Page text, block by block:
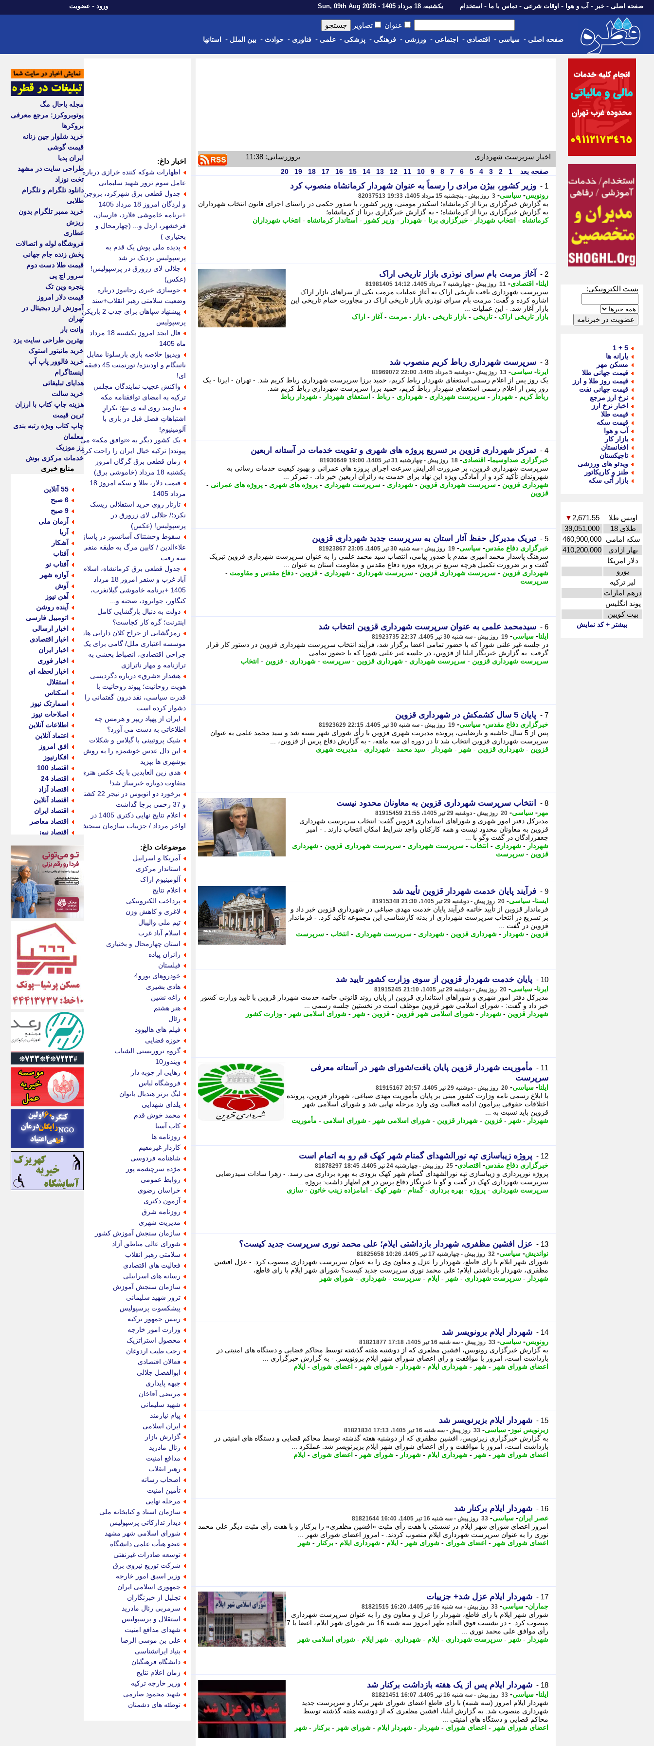
صفحه اصلی - خبر - آب و هوا - اوقات شرعی - تماس با ما - استخدام یکشنبه، 18 مرداد 1405 - Sun, 09th Aug 2026 ورود - عضویت
عنوان تصاویر
صفحه اصلی - سیاسی - اقتصادی - اجتماعی - ورزشی - فرهنگی - پزشکی - علمی - فناوری - حوادث - بین الملل - استانها
پست الکترونیکی:
5 + 1
یارانه ها
مسکن مهر
قیمت جهانی طلا
قیمت روز طلا و ارز
قیمت جهانی نفت
نرخ ارز مرجع
اخبار نرخ ارز
قیمت طلا
قیمت سکه
آب و هوا
بازار کار
افغانستان
تاجیکستان
ویدئو های ورزشی
طنز و کاریکاتور
بازار آتی سکه
اونس طلا 2,671.55
▼
طلای 18
39,051,000
سکه امامی 460,900,000
بهار ازادی
410,200,000
دلار امریکا
یورو
لیر ترکیه
درهم امارات
پوند انگلیس
بیت کویین
بیشتر + کد نمایش
اخبار سرپرست شهرداری بروزرسانی: 11:38
صفحه بعد 1
2
3
4
5
6
7
8
9
10
11
12
13
14
15
16
17
18
19
20
1 - وزیر کشور، بیژن مرادی را رسماً به عنوان شهردار کرمانشاه منصوب کرد
رونویس- سیاسی- 3 روز پیش - پنجشنبه 15 مرداد 1405، 19:33 82037513
به گزارش خبرگزاری برنا از کرمانشاه؛ اسکندر مومنی، وزیر کشور، با صدور حکمی در راستای اجرای قانون انتخاب شهرداران
به گزارش خبرگزاری برنا از کرمانشاه؛ - به گزارش خبرگزاری برنا از کرمانشاه؛
کرمانشاه - انتخاب شهردار - خبرگزاری برنا - شهردار - وزیر کشور - استاندار کرمانشاه - انتخاب شهرداران
2 - آغاز مرمت بام سرای نوذری بازار تاریخی اراک
ایلنا- اقتصادی- 11 روز پیش - چهارشنبه 7 مرداد 1405، 14:12 81981405
سرپرست شهرداری بافت تاریخی اراک به آغاز عملیات مرمت یکی از سراهای بازار اراک
اشاره کرده و گفت: مرمت بام سرای نوذری بازار تاریخی اراک در مجاورت حمام تاریخی این
بازار آغاز شد. - این عملیات ...
بازار تاریخی اراک - تاریخی - بازار تاریخی - بازار - مرمت - آغاز - اراک
3 - سرپرست شهرداری رباط کریم منصوب شد
ایرنا- سیاسی- 13 روز پیش - دوشنبه 5 مرداد 1405، 22:00 81969072
یک روز پس از اعلام رسمی استعفای شهردار رباط کریم، حمید برزا سرپرست شهرداری رباط کریم شد. - تهران - ایرنا - یک
روز پس از اعلام رسمی استعفای شهردار رباط کریم، حمید برزا سرپرست شهرداری رباط کریم شد.
رباط کریم - شهردار - سرپرست شهرداری - شهرداری - رباط - استعفای شهردار - شهردار رباط
4 - تمرکز شهرداری قزوین بر تسریع پروژه های شهری و تقویت خدمات در آستانه اربعین
خبرگزاری صداوسیما- اقتصادی- 18 روز پیش - چهارشنبه 31 تیر 1405، 19:00 81930649
سرپرست شهرداری قزوین، بر ضرورت افزایش سرعت اجرای پروژه های عمرانی و بهبود کیفیت خدمات رسانی به
شهروندان تأکید کرد و از آمادگی ویژه این نهاد برای خدمت به زائران اربعین خبر داد. - تمرکز ...
شهرداری قزوین - سرپرست شهرداری قزوین - شهرداری - سرپرست شهرداری - پروژه های شهری - پروژه های عمرانی -
قزوین
5 - تبریک مدیرکل حفظ آثار استان به سرپرست جدید شهرداری قزوین
خبرگزاری دفاع مقدس- سیاسی- 19 روز پیش - سه شنبه 30 تیر 1405، 23:05 81923867
سرهنگ پاسدار محمد امیری مقدم با صدور پیامی، انتصاب سید محمد علمی را به عنوان سرپرست شهرداری قزوین تبریک
گفت و بر ضرورت تکمیل هرچه سریع تر پروژه موزه دفاع مقدس و مقاومت استان به عنوان ...
شهرداری قزوین - سرپرست شهرداری قزوین - سرپرست شهرداری - شهرداری - قزوین - دفاع مقدس و مقاومت -
سرپرست
6 - سیدمحمد علمی به عنوان سرپرست شهرداری قزوین انتخاب شد
ایلنا- سیاسی- 19 روز پیش - سه شنبه 30 تیر 1405، 22:37 81923735
در جلسه غیر علنی شورا که با حضور تمامی اعضا برگزار شد، فرآیند انتخاب سرپرست شهرداری قزوین در دستور کار قرار
گرفت. به گزارش خبرنگار ایلنا از قزوین، در جلسه غیر علنی شورا که با حضور تمامی ...
سرپرست شهرداری قزوین - سرپرست شهرداری - شهرداری قزوین - سرپرست - شهرداری - قزوین - انتخاب
7 - پایان 5 سال کشمکش در شهرداری قزوین
خبرگزاری دفاع مقدس- سیاسی- 19 روز پیش - سه شنبه 30 تیر 1405، 22:15 81923629
پس از 5 سال حاشیه و نارضایتی، پرونده مدیریت شهری قزوین با رأی شورای شهر بسته شد و سید محمد علمی به عنوان
سرپرست شهرداری قزوین انتخاب شد تا در دوره ای سه ماهه، - به گزارش دفاع پرس از قزوین، ...
قزوین - شهرداری قزوین - شهر - شهردار - سید محمد - شهرداری - مدیریت شهری
8 - انتخاب سرپرست شهرداری قزوین به معاونان محدود نیست
مهر - سیاسی- 20 روز پیش - دوشنبه 29 تیر 1405، 21:55 81915459
مدیرکل دفتر امور شهری و شوراهای استانداری قزوین گفت: انتخاب سرپرست شهرداری
قزوین به معاونان محدود نیست و همه کارکنان واجد شرایط امکان انتخاب دارند . - امیر
جعفرزادگان در گفت وگو با ...
شهردار - شهرداری - انتخاب - سرپرست شهرداری - سرپرست شهرداری قزوین - شهرداری
قزوین - سرپرست
9 - فرآیند پایان خدمت شهردار قزوین تأیید شد
ایسنا- سیاسی- 20 روز پیش - دوشنبه 29 تیر 1405، 21:30 81915348
فرماندار قزوین از تأیید خاتمه فرآیند پایان خدمت مهدی صباغی در شهرداری قزوین خبر داد و
بر تسریع در انتخاب سرپرست شهرداری از بدنه کارشناسی این مجموعه تأکید کرد. - فرماندار
قزوین در گفت ...
قزوین - شهردار - شهرداری قزوین - شهرداری - سرپرست شهرداری - انتخاب - سرپرست
10 - پایان خدمت شهردار قزوین از سوی وزارت کشور تایید شد
ایرنا- سیاسی- 20 روز پیش - دوشنبه 29 تیر 1405، 21:10 81915245
مدیرکل دفتر امور شهری و شوراهای استانداری قزوین از پایان روند قانونی خاتمه خدمت شهردار قزوین با تایید وزارت کشور
خبر داد و گفت: - شورای اسلامی شهر قزوین موظف است در نخستین جلسه رسمی ...
شهردار قزوین - شهردار - شورای اسلامی شهر قزوین - قزوین - شهر - شورای اسلامی شهر - وزارت کشور
11 -
مأموریت شهردار قزوین پایان یافت/شورای شهر در آستانه معرفی
سرپرست
ایلنا- سیاسی- 20 روز پیش - دوشنبه 29 تیر 1405، 20:57 81915167
با ابلاغ رسمی نامه وزارت کشور مبنی بر پایان مأموریت مهدی صباغی، شهردار قزوین، پرونده
اختلافات حقوقی پیرامون ادامه فعالیت وی وارد مرحله نهایی شد و شورای اسلامی شهر
قزوین باید نسبت به ...
شهردار - شهر - قزوین - شهردار قزوین - شورای اسلامی شهر - شورای اسلامی - مأموریت
12 - پروژه زیباسازی تپه نورالشهدای گمنام شهر کهک قم رو به اتمام است
خبرگزاری دفاع مقدس- اقتصادی- 25 روز پیش - چهارشنبه 24 تیر 1405، 18:45 81878297
پروژه نورپردازی و زیباسازی تپه نورالشهدای گمنام شهر کهک بزودی به بهره برداری می رسد. - زهرا سادات سیدرضایی
سرپرست شهرداری کهک در گفت و گو با خبرنگار دفاع پرس در قم اظهار داشت: پروژه ...
سرپرست شهرداری - پروژه - بهره برداری -گمنام - شهر کهک - امامزاده زینب خاتون - سازی
13 - عزل افشین مظفری، شهردار بازداشتی ایلام؛ علی محمد نوری سرپرست جدید کیست؟
نواندیش- سیاسی- 32 روز پیش - چهارشنبه 17 تیر 1405، 10:26 81825658
شورای شهر ایلام با رای قاطع، شهردار را عزل و معاون وی را به عنوان سرپرست شهرداری منصوب کرد. - عزل افشین
مظفری، شهردار بازداشتی ایلام؛ علی محمد نوری سرپرست جدید کیست؟ شورای شهر ایلام با رای قاطع،
شهردار - سرپرست شهرداری - شهر - ایلام - سرپرست - شهرداری - شورای شهر
14 - شهردار ایلام برونویسر شد
رونویس- سیاسی- 33 روز پیش - سه شنبه 16 تیر 1405، 17:18 81821877
به گزارش خبرگزاری رونویس، افشین مظفری که از دوشنبه هفته گذشته توسط محاکم قضایی و دستگاه های امنیتی در
بازداشت است، امروز با موافقت و رای اعضای شورای شهر ایلام برونویسر. - به گزارش خبرگزاری ...
اعضای شورای شهر - شهر - شهرداری ایلام - شهردار - شورای شهر - اعضای شورای - ایلام
15 - شهردار ایلام بزیرنویسر شد
زیرنویس نیوز - سیاسی- 33 روز پیش - سه شنبه 16 تیر 1405، 17:13 81821834
به گزارش خبرگزاری زیرنویس، افشین مظفری که از دوشنبه هفته گذشته توسط محاکم قضایی و دستگاه های امنیتی در
بازداشت است، امروز با موافقت و رای اعضای شورای شهر ایلام بزیرنویسر شد. عملکرد ...
اعضای شورای شهر - شهر - شهرداری ایلام - شهردار - شورای شهر - اعضای شورای - ایلام
16 - شهردار ایلام برکنار شد
عصر ایران- سیاسی- 33 روز پیش - سه شنبه 16 تیر 1405، 16:40 81821644
امروز اعضای شورای شهر ایلام در نشستی با هفت رأی مثبت «افشین مظفری» را برکنار و با هفت رأی مثبت دیگر علی محمد
نوری را به عنوان سرپرست شهرداری ایلام منصوب کردند. - امروز اعضای شورای شهر ...
اعضای شورای شهر - اعضای شورای - شورای شهر - ایلام - شهرداری ایلام - برکنار - شهر
17 - شهردار ایلام عزل شد+ جزییات
جماران- سیاسی- 33 روز پیش - سه شنبه 16 تیر 1405، 16:20 81821515
شورای شهر ایلام با رای قاطع، شهردار را عزل و معاون وی را به عنوان سرپرست شهرداری
منصوب کرد. - در نشست فوق العاده ظهر امروز سه شنبه 16 تیر شورای شهر ایلام، اعضا با 7
رأی موافق علی محمد نوری ...
شهردار - شهر - سرپرست شهرداری - ایلام - شهرداری - شهر ایلام - شورای اسلامی شهر
18 - شهردار ایلام پس از یک هفته بازداشت برکنار شد
ایلنا- سیاسی- 33 روز پیش - سه شنبه 16 تیر 1405، 16:07 81821451
شهردار ایلام امروز (سه شنبه) با رای قاطع اعضای شورای شهر برکنار و سرپرست جدید
شهرداری منصوب شد. به گزارش ایلنا، افشین مظفری که از دوشنبه هفته گذشته توسط
محاکم قضایی و دستگاه های امنیتی ...
اعضای شورای شهر - اعضای شورای - شهردار - شهردار ایلام - شورای شهر - برکنار - شهر
اخبار داغ:
اظهارات شوکه کننده خرازی درباره
عامل سوم ترور شهید سلیمانی
جدول قطعی برق شهرکرد، بروجن
و لردگان امروز 18 مرداد 1405
+برنامه خاموشی فلارد، فارسان،
فرخشهر، اردل و... (چهارمحال و
بختیاری )
پدیده ملی پوش یک قدم به
پرسپولیس نزدیک تر شد
جلالی لای زرورق در پرسپولیس!
(عکس)
جوسازی خبری رجانیوز درباره
وضعیت سلامتی رهبر انقلاب+سند
پیشنهاد سپاهان برای جذب 2 بازیکن
پرسپولیس
فال ابجد امروز یکشنبه 18 مرداد
ماه 1405
ویدیو| خلاصه بازی بارسلونا مقابل
ناتینگام و اودینزه/ تورنمنت 45 دقیقه
ای!
واکنش عجیب نمایندگان مجلس
ترکیه به امضای توافقنامه مکه
نیازمند روی لبه ی تیغ؛ تکرارِ
اشتباهاتِ فصل قبل در بازی با
آلومینیوم!
یک کشور دیگر به «توافق مکه» می
پیوندد| ترکیه خیال ایران را راحت کرد
زمان قطعی برق گرگان امروز
یکشنبه 18 مرداد (خاموشی برق)
قیمت دلار، طلا و سکه امروز 18
مرداد 1405
تارتار روی خرید استقلالی ریسک
نکرد؛/ جلالی لای زرورق در
پرسپولیس! (عکس)
سقوط وحشتناک آسانسور در پاساژ
علاءالدین / کابین مرگ به طبقه منفی
سه رفت
جدول قطعی برق کرمانشاه، اسلام
آباد غرب و سنقر امروز 18 مرداد
1405 +برنامه خاموشی گیلانغرب،
کنگاور، جوانرود، صحنه و...
دولت به دنبال بازگشایی کامل
اینترنت؛ گره کار کجاست؟
رمزگشایی از حراج کلان دارایی های
موسسه اعتباری ملل/ گامی برای یک
جراحی اقتصادی، انضباط بخشی به
ترازنامه و مهار ناترازی
هشدار «شرق» درباره دگردیسی
هویت روحانیت؛ پیوند روحانیت با
قدرت سیاسی، نقد درون گفتمانی را
دشوار کرده است
ایران از پهپاد ریپر و هرمس چه
اطلاعاتی به دست می آورد؟
شیک پروتیینی با گیلاس و شکلات
این دال عدس خوشمزه را به روش
بوشهری ها بپزید
هدی زین العابدین با یک عکس هنری
متفاوت دوباره خبرساز شد!
برخورد دو اتوبوس در نیجر 22 کشته
و 37 زخمی برجا گذاشت
اعلام نتایج نهایی دکتری 1405 در
اواخر مرداد / جزییات سازمان سنجش
موضوعات داغ:
آمریکا و اسراییل
استاندار مرکزی
آلومینیوم اراک
اعلام نتایج
پرداخت الکترونیکی
لاغری و کاهش وزن
تیم ملی والیبال
اسلام آباد غرب
استان چهارمحال و بختیاری
زائران پیاده
فیلستان
خودروهای یورو4
هادی بشیری
زاغه نشین
هنر هشتم
رئال
فیلم های هالیوود
حوزه فضایی
گروه تروریستی الشباب
ویندوز10
رهایی از چوبه دار
فروشگاه لباس
لیگ برتر هندبال بانوان
یلدای شهدایی
محمد خوش قدم
کاپ آسیا
روزنامه ها
کاردار غیرمقیم
شاهنامه فردوسی
مژده سرچشمه پور
روابط عمومی
خراسان رضوی
آزمون دکتری
روزنامه شرق
مدیریت شهری
سازمان سنجش آموزش کشور
شورای عالی مناطق آزاد
سلامتی رهبر انقلاب
فعالیت های اقتصادی
رسانه های اسراییلی
سازمان سنجش آموزش
ترور شهید سلیمانی
پیشکسوت پرسپولیس
رییس جمهور ترکیه
وزارت امور خارجه
محصول استراتژیک
رجب طیب اردوغان
فعالان اقتصادی
ابوالفضل جلالی
جبهه پایداری
مرتضی آقاخان
شهید سلیمانی
پیام نیازمند
ایران اسلامی
گزارش بازار
رئال مادرید
مدافع امنیت
رهبر انقلاب
اصحاب رسانه
تأمین امنیت
مرحله نهایی
سازمان اسناد و کتابخانه ملی
دیدار تدارکاتی پرسپولیس
شورای اسلامی شهر مشهد
عضو هیأت علمی دانشگاه
توسعه صادرات غیرنفتی
شرکت توزیع نیروی برق
وزیر اسبق امور خارجه
جمهوری اسلامی ایران
تجلیل از خبرنگاران
سرمربی رئال مادرید
استقلال و پرسپولیس
شهدای مدافع امنیت
علی بن موسی الرضا
بنیاد ایرانشناسی
دانشگاه فرهنگیان
زمان اعلام نتایج
وزیر خارجه ترکیه
شهید محمود صارمی
توطئه های دشمنان
مجله باحال مگ
یوتوبروکرز: مرجع معرفی
بروکرها
خرید شلوار جین زنانه
قیمت گوشی
ایران پدیا
طراحی سایت در مشهد
تخت نوزاد
دانلود تلگرام و تلگرام
طلایی
خرید ممبر تلگرام بدون
ریزش
عطاری
فروشگاه لوله و اتصالات
پخش زنده جام جهانی
قیمت طلا دست دوم
سرور اچ پی
پنجره وین تک
قیمت دلار امروز
آموزش ارز دیجیتال در
تهران
وانت بار
بهترین طراحی سایت یزد
خرید مانیتور استوک
خرید فالوور پاپ آپ
اینستاگرام
هدایای تبلیغاتی
خرید سالت
هزینه چاپ کتاب با ارزان
ترین قیمت
چاپ کتاب ویژه رتبه بندی
معلمان
رز موزیک
خدمات مرکزی بوش
منابع خبری
55 آنلاین
6 صبح
9 صبح
آرمان ملی
آریا
آشکار
آفتاب
آفتاب نو
آوازه شهر
آوش
آهن نیوز
آینده روشن
اتومبیل فارسی
اخبار ارسالی
اخبار اقتصادی
اخبار ایران
اخبار فوری
اخبار لحظه ای
استقلال
اسکناس
اسمارتک نیوز
اصلاحات نیوز
اطلاعات آنلاین
اعتماد آنلاین
افق امروز
افکارنیوز
اقتصاد 100
اقتصاد 24
اقتصاد آزاد
اقتصاد آنلاین
اقتصاد ایران
اقتصاد معاصر
اقتصاد نیوز
اکوفارس
اکونگار
اکونیوز
الف
انتشار آنلاین
اندیشه قرن
اندیشه معاصر
اندیشه ها
انرژی پرس
ای استخدام
ایتنا
ایراف
ایران آرت
ایران آنلاین
ایران زندگی
ایران فوری
ایرانی روز
ایرانیتال
ایرنا
ایسکانیوز
ایسنا
ایکنا
ایلنا
اینتیتر
ایونا نیوز
بازتاب آنلاین
باشگاه خبرنگاران
باغستان نیوز
بامبوک
ببین و بخون
بدینسان
بنکر